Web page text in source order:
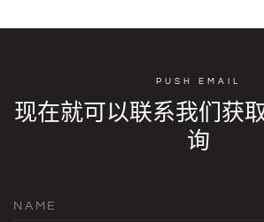
PUSH EMAIL
现在就可以联系我们获
询
NAME